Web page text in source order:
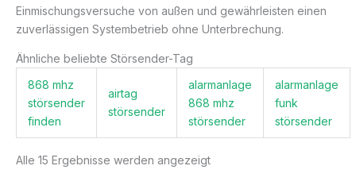
Einmischungsversuche von außen und gewährleisten einen
zuverlässigen Systembetrieb ohne Unterbrechung.
Ähnliche beliebte Störsender-Tag
868 mhz
störsender
finden
airtag
störsender
alarmanlage
868 mhz
störsender
alarmanlage
funk
störsender
Alle 15 Ergebnisse werden angezeigt